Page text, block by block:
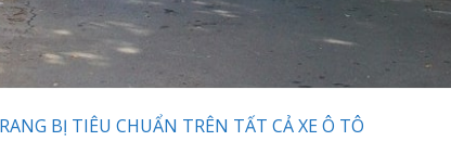
BỊ TIÊU CHUẨN TRÊN TẤT CẢ XE Ô TÔ